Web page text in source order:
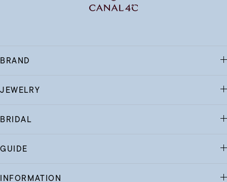
BRAND
JEWELRY
BRIDAL
GUIDE
INFORMATION